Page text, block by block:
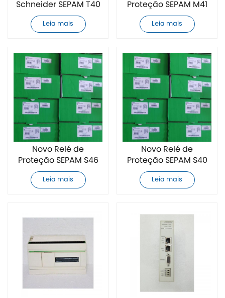
Schneider SEPAM T40
totalmente novo
Leia mais
Proteção SEPAM M41
da Schneider
Leia mais
Novo Relé de
Proteção SEPAM S46
da Schneider
Leia mais
Novo Relé de
Proteção SEPAM S40
da Schneider
Leia mais